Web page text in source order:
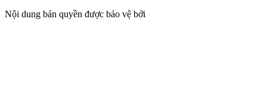
Nội dung bản quyền được bảo vệ bởi